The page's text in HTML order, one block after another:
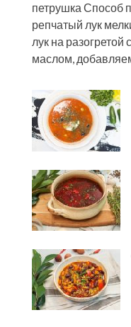
петрушка Способ
репчатый лук
лук на
маслом,